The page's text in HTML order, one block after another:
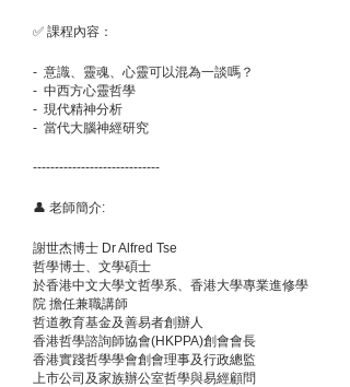
✅ 課程內容：
- 意識、靈魂、心靈可以混為一談嗎？
- 中西方心靈哲學
- 現代精神分析
- 當代大腦神經研究
-----------------------------
👤 老師簡介:
謝世杰博士 Dr Alfred Tse
哲學博士、文學碩士
於香港中文大學文哲學系、香港大學專業進修學
院 擔任兼職講師
哲道教育基金及善易者創辦人
香港哲學諮詢師協會(HKPPA)創會會長
香港實踐哲學學會創會理事及行政總監
上市公司及家族辦公室哲學與易經顧問